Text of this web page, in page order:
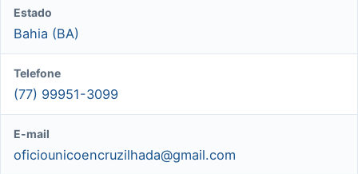
Estado
Bahia (BA)
Telefone
(77) 99951-3099
E-mail
oficiounicoencruzilhada@gmail.com